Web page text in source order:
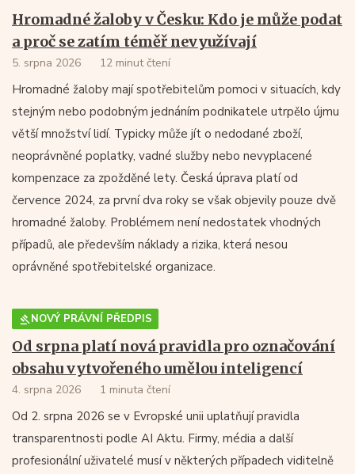
Hromadné žaloby v Česku: Kdo je může podat
a proč se zatím téměř nevyužívají
5. srpna 2026 12 minut čtení
Hromadné žaloby mají spotřebitelům pomoci v situacích, kdy
stejným nebo podobným jednáním podnikatele utrpělo újmu
větší množství lidí. Typicky může jít o nedodané zboží,
neoprávněné poplatky, vadné služby nebo nevyplacené
kompenzace za zpožděné lety. Česká úprava platí od
července 2024, za první dva roky se však objevily pouze dvě
hromadné žaloby. Problémem není nedostatek vhodných
případů, ale především náklady a rizika, která nesou
oprávněné spotřebitelské organizace.
NOVÝ PRÁVNÍ PŘEDPIS
Od srpna platí nová pravidla pro označování
obsahu vytvořeného umělou inteligencí
4. srpna 2026 1 minuta čtení
Od 2. srpna 2026 se v Evropské unii uplatňují pravidla
transparentnosti podle AI Aktu. Firmy, média a další
profesionální uživatelé musí v některých případech viditelně